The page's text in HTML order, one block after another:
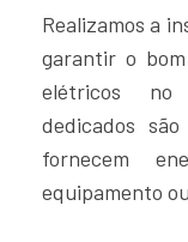
Realizamos a
garantir o
elétricos no
dedicados
fornecem
equipamento